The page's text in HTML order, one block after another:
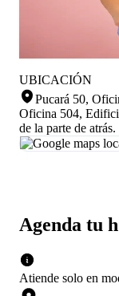
Agenda tu
Atiende solo en
UBICACIÓN
Pucará 50,
Oficina 504,
de la parte de atrás.